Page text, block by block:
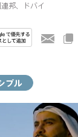
邦、ドバイ
プル